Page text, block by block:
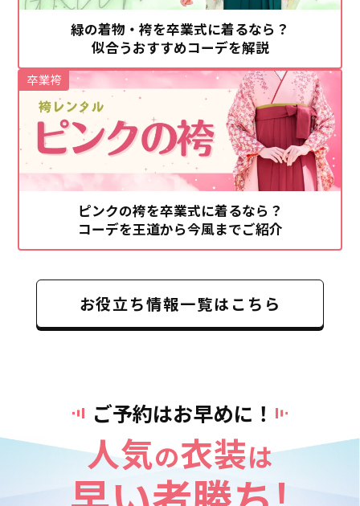
緑の着物・袴を卒業式に着るなら？
似合うおすすめコーデを解説
ピンクの袴を卒業式に着るなら？
コーデを王道から今風までご紹介
卒業袴
お役立ち情報一覧はこちら
ご予約はお早めに！
人気の衣装は